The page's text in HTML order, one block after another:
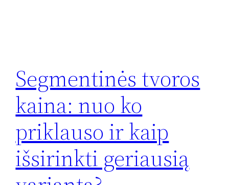
Segmentinės tvoros
kaina: nuo ko
priklauso ir kaip
išsirinkti geriausią